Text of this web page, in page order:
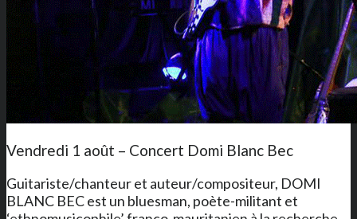
Vendredi 1 août – Concert Domi Blanc Bec
Guitariste/chanteur et auteur/compositeur, DOMI
BLANC BEC est un bluesman, poète-militant et